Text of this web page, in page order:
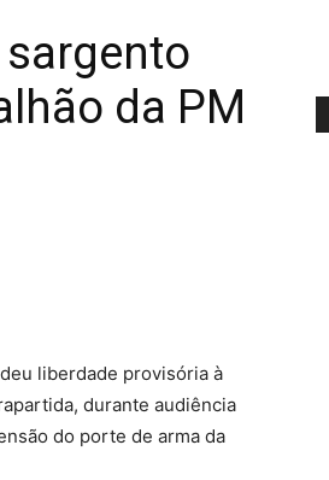
da PM
liberdade provisória à
durante audiência
do porte de arma da